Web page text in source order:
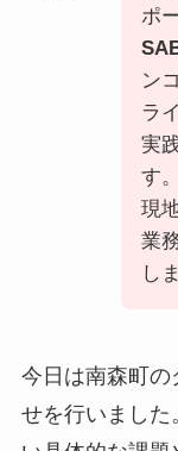
ポ
ン
ラ
実
す
現
業
し
今日は南森町の
せを行いました